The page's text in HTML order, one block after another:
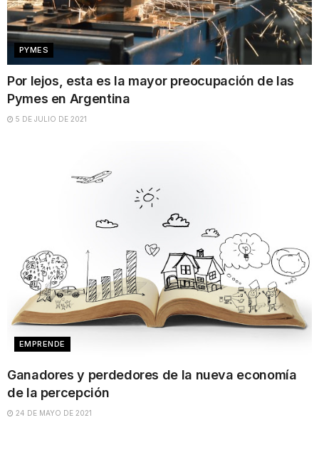
PYMES
Por lejos, esta es la mayor preocupación de las
Pymes en Argentina
5 DE JULIO DE 2021
EMPRENDE
Ganadores y perdedores de la nueva economía
de la percepción
24 DE MAYO DE 2021